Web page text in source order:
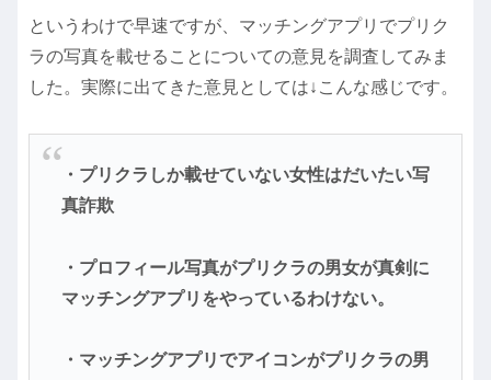
というわけで早速ですが、マッチングアプリでプリク
ラの写真を載せることについての意見を調査してみま
した。実際に出てきた意見としては↓こんな感じです。
・プリクラしか載せていない女性はだいたい写
真詐欺
・プロフィール写真がプリクラの男女が真剣に
マッチングアプリをやっているわけない。
・マッチングアプリでアイコンがプリクラの男